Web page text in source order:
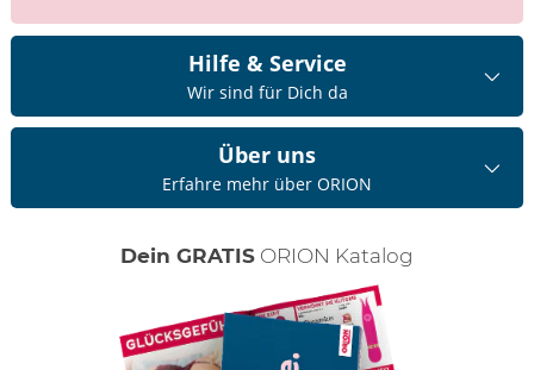
Hilfe & Service
Wir sind für Dich da
Über uns
Erfahre mehr über ORION
Dein GRATIS ORION Katalog